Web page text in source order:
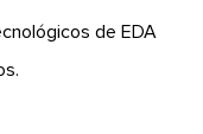
de EDA